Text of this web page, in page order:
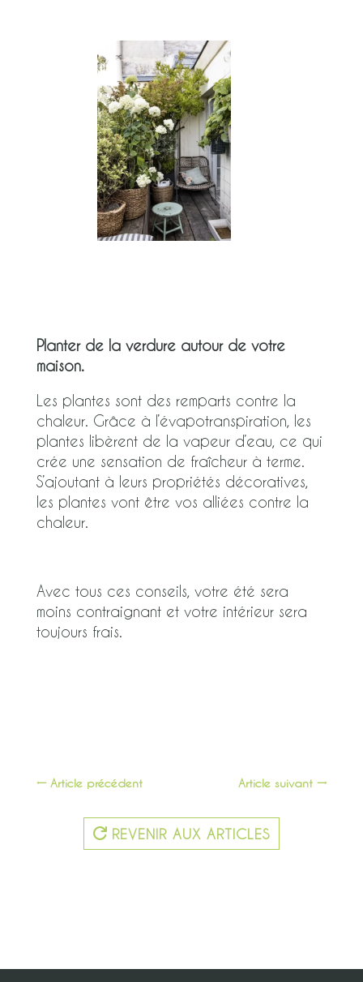
Planter de la verdure autour de votre
maison.
Les plantes sont des remparts contre la
chaleur. Grâce à l’évapotranspiration, les
plantes libèrent de la vapeur d’eau, ce qui
crée une sensation de fraîcheur à terme.
S’ajoutant à leurs propriétés décoratives,
les plantes vont être vos alliées contre la
chaleur.
Avec tous ces conseils, votre été sera
moins contraignant et votre intérieur sera
toujours frais.
← Article précédent Article suivant →
REVENIR AUX ARTICLES